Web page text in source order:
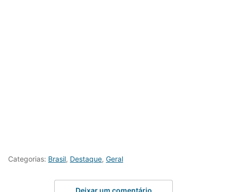
Categorias: Brasil, Destaque, Geral
Deixar um comentário